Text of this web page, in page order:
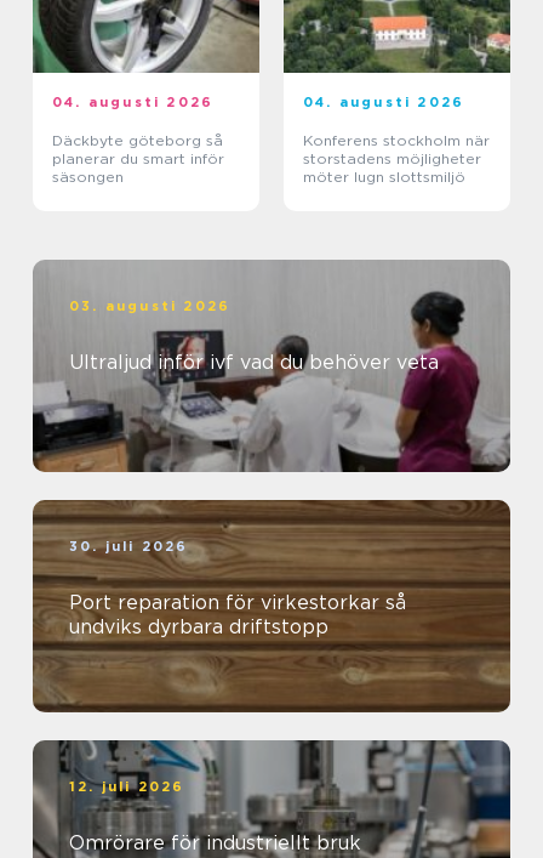
04. augusti 2026
Däckbyte göteborg så
planerar du smart inför
säsongen
04. augusti 2026
Konferens stockholm när
storstadens möjligheter
möter lugn slottsmiljö
03. augusti 2026
Ultraljud inför ivf vad du behöver veta
30. juli 2026
Port reparation för virkestorkar så
undviks dyrbara driftstopp
12. juli 2026
Omrörare för industriellt bruk